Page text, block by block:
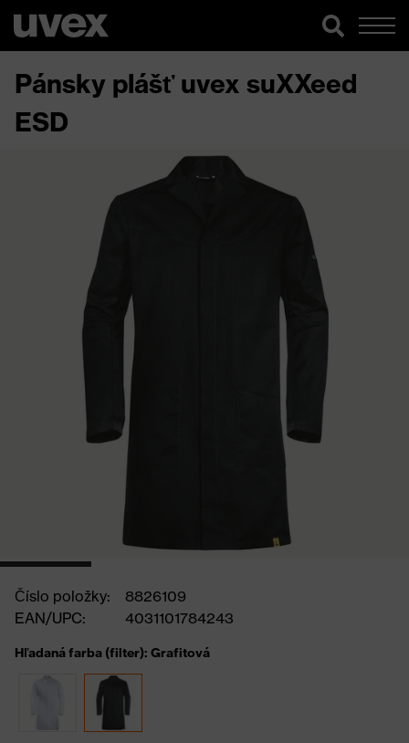
Pánsky plášť uvex suXXeed
ESD
Číslo položky:
8826109
EAN/UPC:
4031101784243
Hľadaná farba (filter): Grafitová